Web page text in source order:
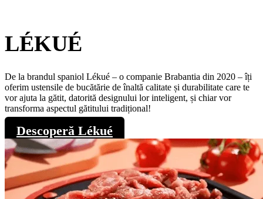
LÉKUÉ
De la brandul spaniol Lékué – o companie Brabantia din 2020 – îți
oferim ustensile de bucătărie de înaltă calitate și durabilitate care te
vor ajuta la gătit, datorită designului lor inteligent, și chiar vor
transforma aspectul gătitului tradițional!
Descoperă Lékué